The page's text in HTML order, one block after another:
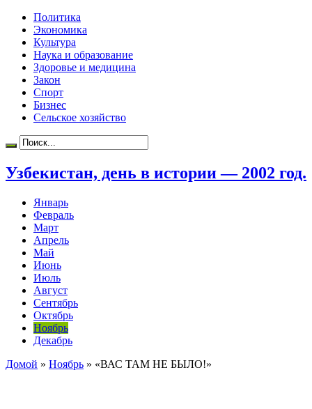
Политика
Экономика
Культура
Наука и образование
Здоровье и медицина
Закон
Спорт
Бизнес
Сельское хозяйство
Узбекистан, день в истории — 2002 год.
Январь
Февраль
Март
Апрель
Май
Июнь
Июль
Август
Сентябрь
Октябрь
Ноябрь
Декабрь
Домой » Ноябрь » «ВАС ТАМ НЕ БЫЛО!»